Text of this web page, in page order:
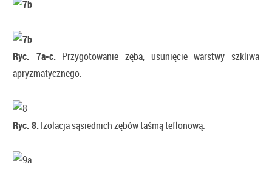
Ryc. 7a-c.Przygotowanie zęba, usunięcie warstwy szkliwa
apryzmatycznego.
Ryc. 8.Izolacja sąsiednich zębów taśmą teflonową.